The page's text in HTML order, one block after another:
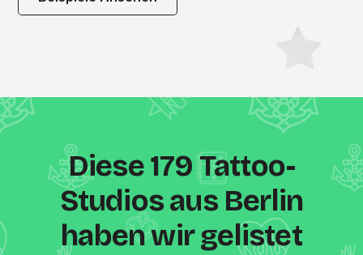
Diese 179 Tattoo-
Studios aus Berlin
haben wir gelistet